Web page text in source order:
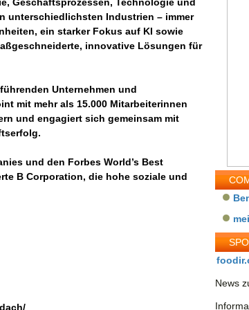
unterschiedlichsten Industrien – immer
ein starker Fokus auf KI sowie
innovative Lösungen für
Unternehmen und
mit mehr als 15.000 Mitarbeiterinnen
und engagiert sich gemeinsam mit
und den Forbes World’s Best
B Corporation, die hohe soziale und
News